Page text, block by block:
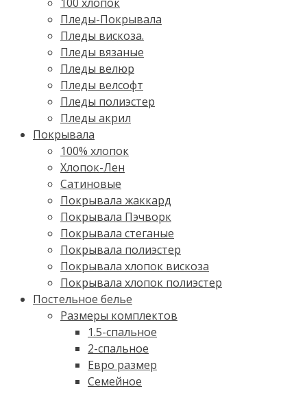
Пледы-Покрывала
Пледы вискоза.
Пледы вязаные
Пледы велюр
Пледы велсофт
Пледы полиэстер
Пледы акрил
Покрывала
100% хлопок
Хлопок-Лен
Сатиновые
Покрывала жаккард
Покрывала Пэчворк
Покрывала стеганые
Покрывала полиэстер
Покрывала хлопок вискоза
Покрывала хлопок полиэстер
Постельное белье
Размеры комплектов
1.5-спальное
2-спальное
Евро размер
Семейное